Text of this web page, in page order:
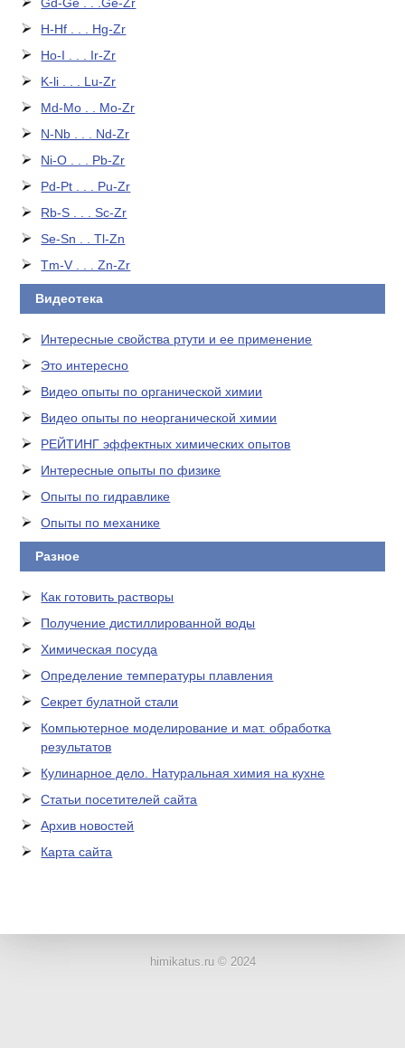
H-Hf . . . Hg-Zr
Ho-I . . . Ir-Zr
K-li . . . Lu-Zr
Md-Mo . . Mo-Zr
N-Nb . . . Nd-Zr
Ni-O . . . Pb-Zr
Pd-Pt . . . Pu-Zr
Rb-S . . . Sc-Zr
Se-Sn . . Tl-Zn
Tm-V . . . Zn-Zr
Видеотека
Интересные свойства ртути и ее применение
Это интересно
Видео опыты по органической химии
Видео опыты по неорганической химии
РЕЙТИНГ эффектных химических опытов
Интересные опыты по физике
Опыты по гидравлике
Опыты по механике
Разное
Как готовить растворы
Получение дистиллированной воды
Химическая посуда
Определение температуры плавления
Секрет булатной стали
Компьютерное моделирование и мат. обработка
результатов
Кулинарное дело. Натуральная химия на кухне
Статьи посетителей сайта
Архив новостей
Карта сайта
himikatus.ru © 2024